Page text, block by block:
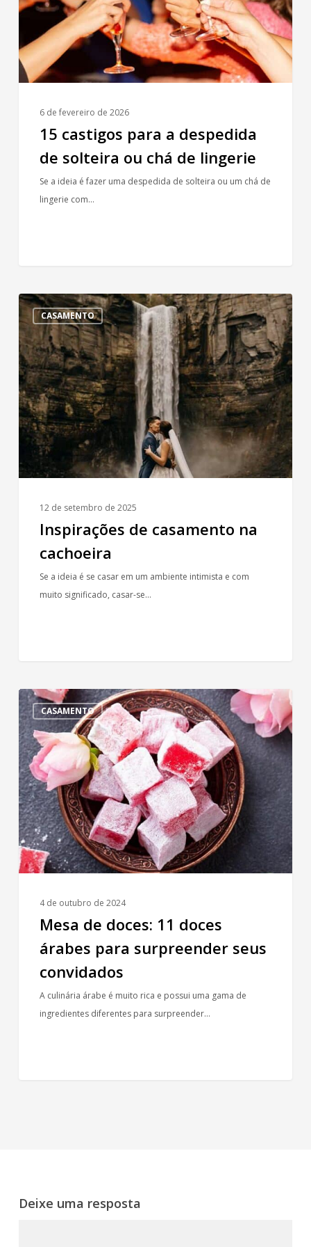
solteira
chá
de
6 de fevereiro de 2026
15 castigos para a despedida
de solteira ou chá de lingerie
Se a ideia é fazer uma despedida de solteira ou um chá de
lingerie com…
CASAMENTO
Inspirações
de
casamento
na
cachoeira
12 de setembro de 2025
Inspirações de casamento na
cachoeira
Se a ideia é se casar em um ambiente intimista e com
muito significado, casar-se…
CASAMENTO
Mesa
de
doces:
11
doces
árabes
para
surpreender
seus
convidados
4 de outubro de 2024
Mesa de doces: 11 doces
árabes para surpreender seus
convidados
A culinária árabe é muito rica e possui uma gama de
ingredientes diferentes para surpreender…
Deixe uma resposta